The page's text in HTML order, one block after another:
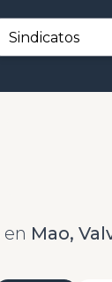
en Mao,